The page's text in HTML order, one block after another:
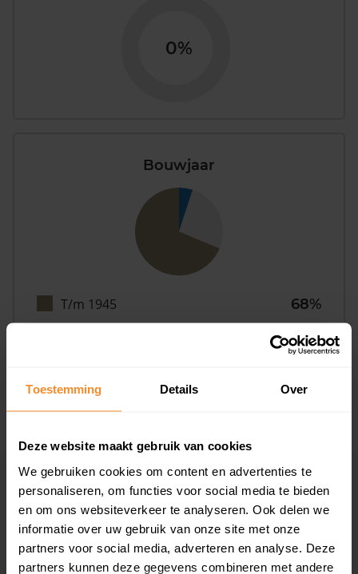
Toestemming Details Over
Deze website maakt gebruik van cookies
We gebruiken cookies om content en advertenties te
personaliseren, om functies voor social media te bieden
en om ons websiteverkeer te analyseren. Ook delen we
informatie over uw gebruik van onze site met onze
partners voor social media, adverteren en analyse. Deze
partners kunnen deze gegevens combineren met andere
0%
Bouwjaar
T/m 1945
68%
26%
2008 of later
0%
Inwoners
Type huishoudens